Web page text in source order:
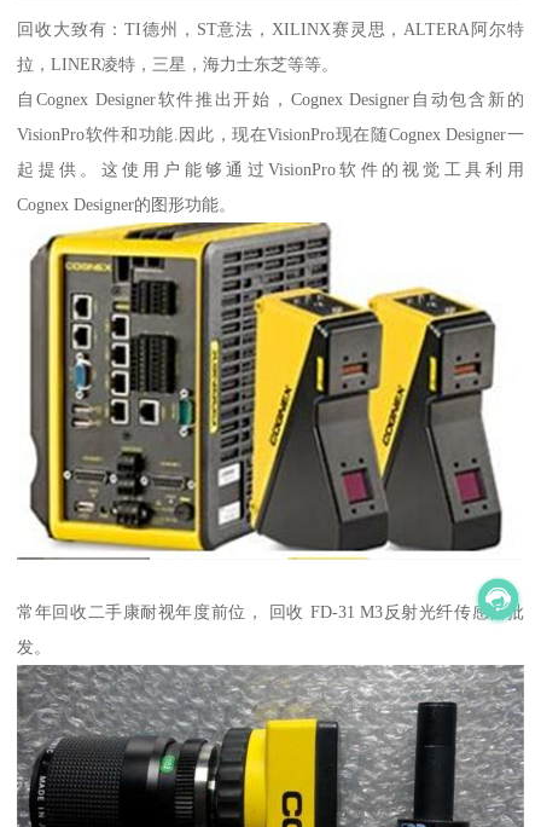
回收大致有：TI德州，ST意法，XILINX赛灵思，ALTERA阿尔特
拉，LINER凌特，三星，海力士东芝等等。
自Cognex Designer软件推出开始，Cognex Designer自动包含新的
VisionPro软件和功能.因此，现在VisionPro现在随Cognex Designer一
起提供。这使用户能够通过VisionPro软件的视觉工具利用
Cognex Designer的图形功能。
常年回收二手康耐视年度前位， 回收 FD-31 M3反射光纤传感器批
发。